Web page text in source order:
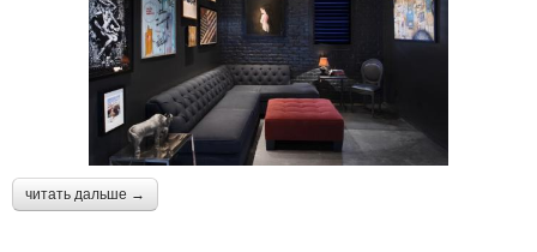
читать дальше →